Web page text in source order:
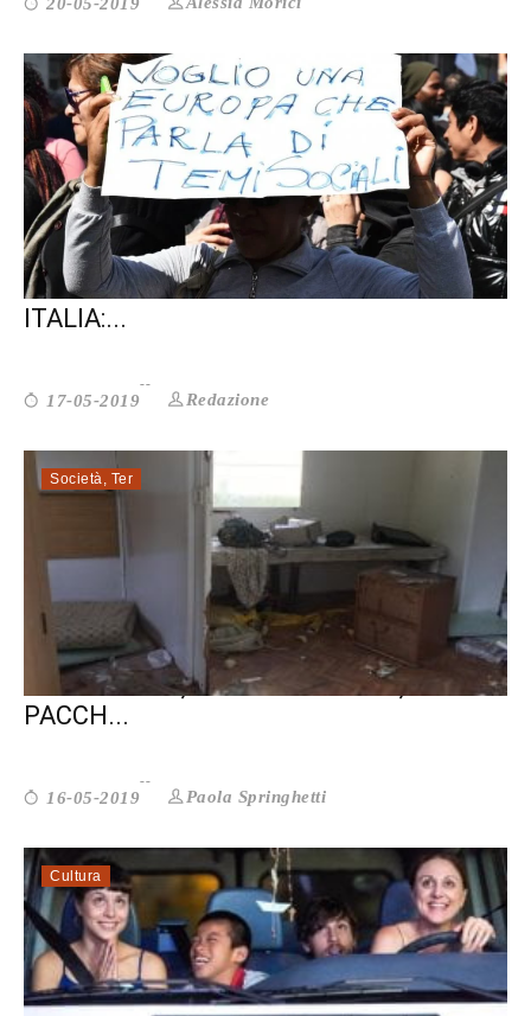
FORUM TERZO SETTORE E CONCORD
ITALIA:...
17-05-2019 Redazione
Società Ter
I CAMPI ROM, LA DESOLAZIONE, LA
PACCH...
16-05-2019 Paola Springhetti
Cultura